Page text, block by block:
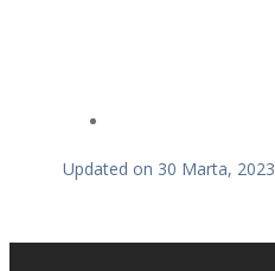
Updated on 30 Marta, 2023